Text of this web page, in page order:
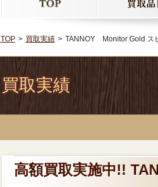
TOP 買取実績 TANNOY Monitor Gold ス
買取実績
高額買取実施中!!